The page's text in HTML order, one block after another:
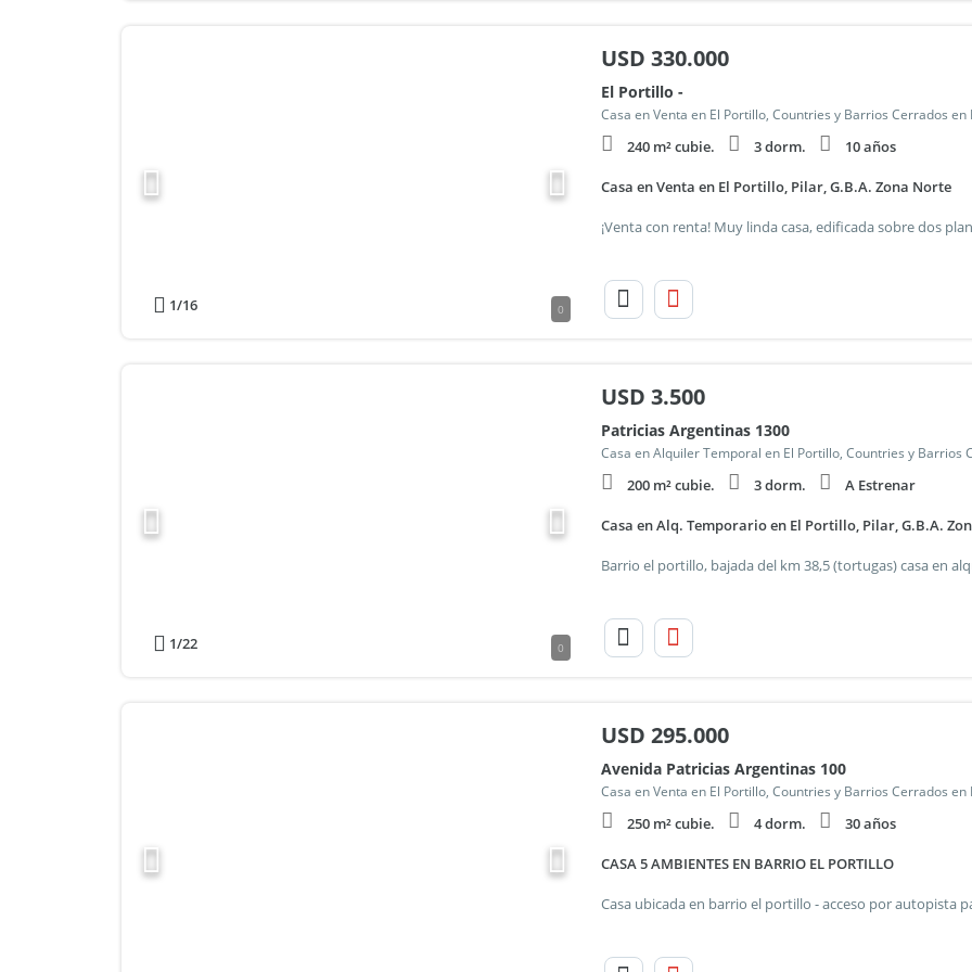
1/16 0
USD 330.000
El Portillo -
Casa en Venta en El Portillo, Countries y Barrios Cerrados en
240 m² cubie. 3 dorm. 10 años
Casa en Venta en El Portillo, Pilar, G.B.A. Zona Norte
1/22 0
USD 3.500
Patricias Argentinas 1300
Casa en Alquiler Temporal en El Portillo, Countries y Barrios
200 m² cubie. 3 dorm. A Estrenar
Casa en Alq. Temporario en El Portillo, Pilar, G.B.A.
USD 295.000
Avenida Patricias Argentinas 100
Casa en Venta en El Portillo, Countries y Barrios Cerrados en
250 m² cubie. 4 dorm. 30 años
CASA 5 AMBIENTES EN BARRIO EL PORTILLO